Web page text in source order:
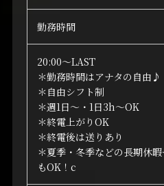
勤務時間
20:00～LAST
＊勤務時間はアナタの自由♪
＊自由シフト制
＊週1日～・1日3h～OK
＊終電上がりOK
＊終電後は送りあり
＊夏季・冬季などの長期休
もOK！c